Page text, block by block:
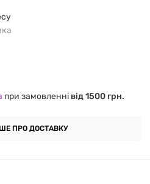
при замовленні від 1500 грн.
ПРО ДОСТАВКУ
быстрая доставка всех